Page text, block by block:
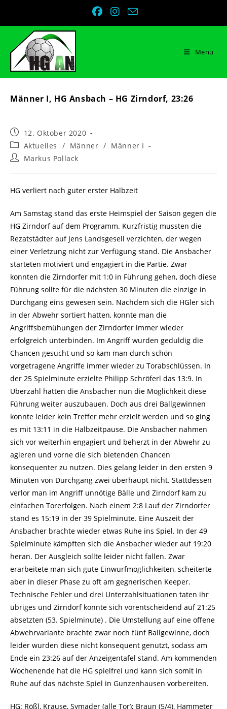
Menü
Männer I, HG Ansbach – HG Zirndorf, 23:26
Beitrag
veröffentlicht:
12. Oktober 2020
Beitrags-
Kategorie:
Aktuelles / Männer / Männer I
Beitrags-
Markus Pollack
HG verliert nach guter erster Halbzeit
Am Samstag stand das erste Heimspiel der Saison gegen die
HG Zirndorf auf dem Programm. Kurzfristig mussten die
Rezatstädter auf Jens Landsgesell verzichten, der wegen
einer Verletzung nicht zur Verfügung stand. Die Ansbacher
starteten motiviert und engagiert in die Partie. Zwar
konnten die Zirndorfer mit 1:0 in Führung gehen, doch diese
Führung sollte für die nächsten 30 Minuten die einzige in
Durchgang eins gewesen sein. Nachdem sich die HGler sich
in der Abwehr sortiert hatten, konnte man die
Angriffsbemühungen der Zirndorfer immer wieder
erfolgreich unterbinden. Im Angriff wurden geduldig die
Chancen gesucht und so kam man durch schön
vorgetragene Angriffe immer wieder zu Torabschlüssen. In
der 25 Spielminute erzielte Philipp Schröferl das 13:9. In
Überzahl hatten die Ansbacher nun die Möglichkeit diese
Führung weiter auszubauen. Doch aus drei Ballgewinnen
konnte leider kein Treffer mehr erzielt werden und so ging
es mit 13:11 in die Halbzeitpause. Die Ansbacher nahmen
sich vor weiterhin engagiert und beherzt in der Abwehr zu
agieren und vorne die sich bietenden Chancen
konsequenter zu nutzen. Dies gelang leider in den ersten 9
Minuten von Durchgang zwei überhaupt nicht. Stattdessen
verlor man im Angriff unnötige Bälle und Zirndorf kam zu
einfachen Torerfolgen. Nach einem 2:8 Lauf der Zirndorfer
stand es 15:19 in der 39 Spielminute. Eine Auszeit der
Ansbacher brachte wieder etwas Ruhe ins Spiel. In der 49
Spielminute kämpften sich die Ansbacher wieder auf 19:20
heran. Der Ausgleich sollte leider nicht fallen. Zwar
erarbeitete man sich gute Einwurfmöglichkeiten, scheiterte
aber in dieser Phase zu oft am gegnerischen Keeper.
Technische Fehler und drei Unterzahlsituationen taten ihr
übriges und Zirndorf konnte sich vorentscheidend auf 21:25
absetzten (53. Spielminute) . Die Umstellung auf eine offene
Abwehrvariante brachte zwar noch fünf Ballgewinne, doch
leider wurden diese nicht konsequent genutzt, sodass am
Ende ein 23:26 auf der Anzeigentafel stand. Am kommenden
Wochenende hat die HG spielfrei und kann sich somit in
Ruhe auf das nächste Spiel in Gunzenhausen vorbereiten.
HG: Rößl, Krause, Symader (alle Tor); Braun (5/4), Hammeter